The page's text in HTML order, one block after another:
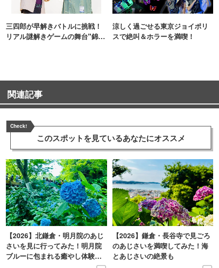
三四郎が早解きバトルに挑戦！
リアル謎解きゲームの舞台"錦糸
涼しく過ごせる東京ジョイポリ
スで絶叫＆ホラーを満喫！
関連記事
Check!
このスポットを見ているあなたにオススメ
【2026】北鎌倉・明月院のあじ
さいを見に行ってみた！明月院
ブルーに包まれる癒やし体験レ
【2026】鎌倉・長谷寺で見ごろ
のあじさいを満喫してみた！海
とあじさいの絶景も